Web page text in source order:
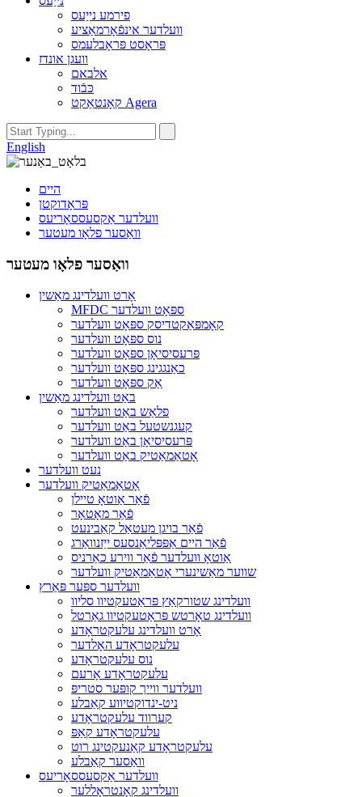
פירמע נייַעס
וועלדער אינפֿאָרמאַציע
פּראָסט פּראָבלעמס
וועגן אונדז
אלבאם
כּבֿוד
קאָנטאַקט Agera
English
היים
פּראָדוקטן
וועלדער אַקסעססאָריעס
וואַסער פלאָו מעטער
וואַסער פלאָו מעטער
אָרט וועלדינג מאַשין
MFDC ספּאָט וועלדער
קאָמפּאַקטדיסק ספּאָט וועלדער
נוס ספּאָט וועלדער
פּרעסיסיאָן ספּאָט וועלדער
כאַנגגינג ספּאָט וועלדער
אַק ספּאָט וועלדער
באַט וועלדינג מאַשין
פלאַש באַט וועלדער
קעגנשטעל באַט וועלדער
פּרעסיסיאָן באַט וועלדער
אָטאַמאַטיק באַט וועלדער
נעט וועלדער
אָטאַמאַטיק וועלדער
פֿאַר אַוטאָ טיילן
פֿאַר מאָטאָר
פֿאַר בויגן מעטאַל קאַבינעט
פֿאַר היים אַפּפּליאַנסעס ייַזנוואַרג
אַוטאָ וועלדער פֿאַר ווירע כאַרניס
שווער מאַשינערי אָטאַמאַטיק וועלדער
וועלדער ספּער פּאַרץ
וועלדינג שטורקאַץ פּראַטעקטיוו סליוו
וועלדינג טאָרטש פּראַטעקטיוו גאַרטל
אָרט וועלדינג עלעקטראָדע
עלעקטראָדע האָלדער
נוס עלעקטראָדע
עלעקטראָדע אָרעם
וועלדער ווייך קופּער סטריפּ
ניט-ינדוקטיווע קאַבלע
קערווד עלעקטראָדע
עלעקטראָדע קאַפּ
עלעקטראָדע קאַנעקטינג רוט
וואַסער קאַבלע
וועלדער אַקסעססאָריעס
וועלדינג קאָנטראָללער